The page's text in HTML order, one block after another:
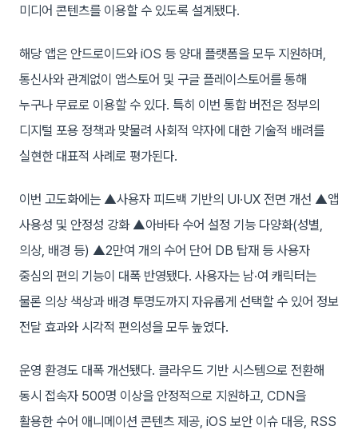
미디어 콘텐츠를 이용할 수 있도록 설계됐다.
해당 앱은 안드로이드와 iOS 등 양대 플랫폼을 모두 지원하며,
통신사와 관계없이 앱스토어 및 구글 플레이스토어를 통해
누구나 무료로 이용할 수 있다. 특히 이번 통합 버전은 정부의
디지털 포용 정책과 맞물려 사회적 약자에 대한 기술적 배려를
실현한 대표적 사례로 평가된다.
이번 고도화에는 ▲사용자 피드백 기반의 UI·UX 전면 개선 ▲앱
사용성 및 안정성 강화 ▲아바타 수어 설정 기능 다양화(성별,
의상, 배경 등) ▲2만여 개의 수어 단어 DB 탑재 등 사용자
중심의 편의 기능이 대폭 반영됐다. 사용자는 남·여 캐릭터는
물론 의상 색상과 배경 투명도까지 자유롭게 선택할 수 있어 정보
전달 효과와 시각적 편의성을 모두 높였다.
운영 환경도 대폭 개선됐다. 클라우드 기반 시스템으로 전환해
동시 접속자 500명 이상을 안정적으로 지원하고, CDN을
활용한 수어 애니메이션 콘텐츠 제공, iOS 보안 이슈 대응, RSS